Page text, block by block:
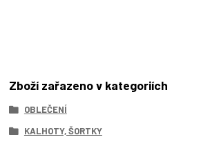
Zboží zařazeno v kategoriích
OBLEČENÍ
KALHOTY, ŠORTKY